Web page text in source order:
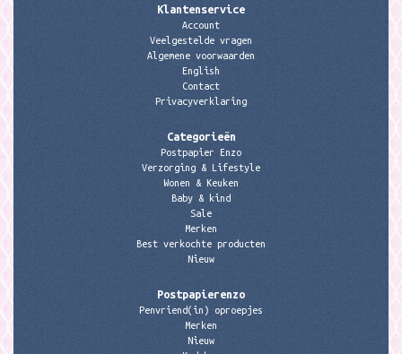
Klantenservice
Account
Veelgestelde vragen
Algemene voorwaarden
English
Contact
Privacyverklaring
Categorieën
Postpapier Enzo
Verzorging & Lifestyle
Wonen & Keuken
Baby & kind
Sale
Merken
Best verkochte producten
Nieuw
Postpapierenzo
Penvriend(in) oproepjes
Merken
Nieuw